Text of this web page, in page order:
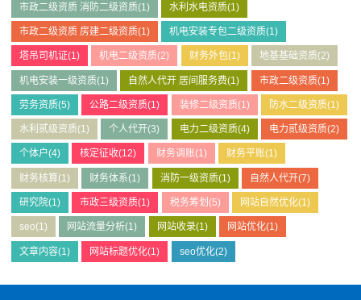
市政二级资质 消防二级资质(1) 水利水电资质(1)
市政二级资质 房建二级资质(1) 机电安装专包二级资质(1)
塔吊司机证(1) 机电二级资质(2) 财务外包(1) 地基基础资质(2)
机电安装一级资质(1) 自然人代开 居间服务费(1) 市政二级资质(1)
劳务资质(5) 公路二级资质(1) 装修二级资质(1) 防水二级资质(1)
水利贰级资质(1) 个人代开(3) 电力二级资质(4) 电力贰级资质(2)
个体户(4) 核定征收(12) 财务调账(1) 财务平账(1)
财务核算(1) 财务体系(1) 消防一级资质(1) 自然人代开(7)
研究院(1) 市政三级资质(1) 税务筹划 (5) 网站自然优化(1)
seo(1) 网站流量分析(1) 网站收录(1) 网站优化(1)
文章内容(1) 网站标题优化(1) seo优化(2)